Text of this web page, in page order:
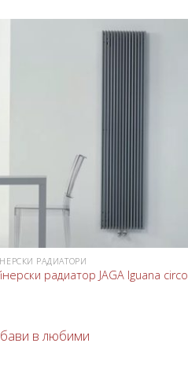
РАДИАТОРИ
радиатор JAGA Iguana circo
в любими